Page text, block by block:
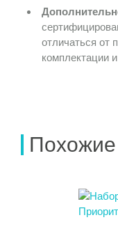
отличаться от
комплектации